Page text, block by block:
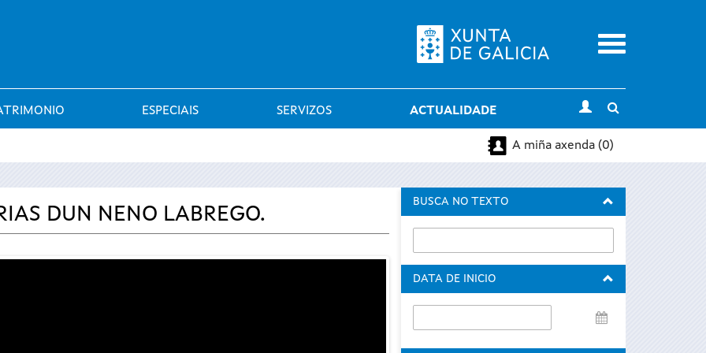
Menu
ESPECIAIS SERVIZOS ACTUALIDADE
search
A miña axenda (0)
DUN NENO LABREGO.
BUSCA NO TEXTO
DATA DE INICIO
de